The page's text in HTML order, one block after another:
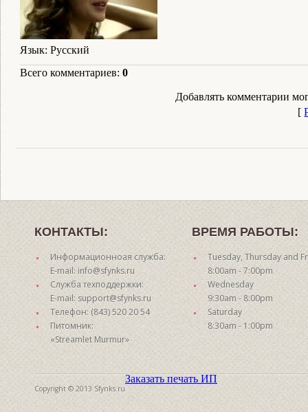
Язык: Русский
Всего комментариев: 0
Добавлять комментарии
[
КОНТАКТЫ:
Информационноая служба:
E-mail: info@sfynks.ru
Служба техподдержки:
E-mail: support@sfynks.ru
Телефон: (843) 520 20 54
Питомник:
«Streamlet Murmur»
ВРЕМЯ РАБОТЫ:
Tuesday, Thursday and
8:00am - 7:00pm
Wednesday
9:30am - 8:00pm
Saturday
8:30am - 1:00pm
Copyright © 2013 Sfynks.ru
Заказать печать ИП